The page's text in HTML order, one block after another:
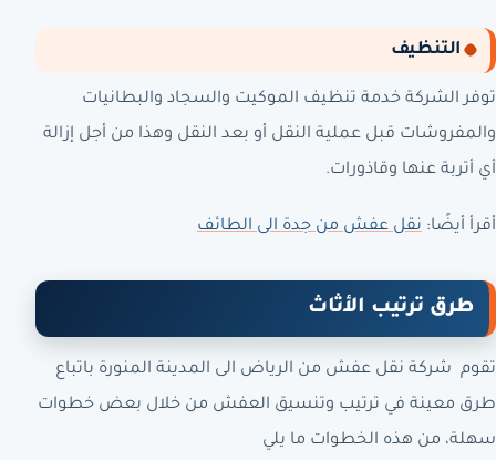
التنظيف
توفر الشركة خدمة تنظيف الموكيت والسجاد والبطانيات
والمفروشات قبل عملية النقل أو بعد النقل وهذا من أجل إزالة
أي أتربة عنها وقاذورات.
أقرأ أيضًا: نقل عفش من جدة الى الطائف
طرق ترتيب الأثاث
تقوم شركة نقل عفش من الرياض الى المدينة المنورة باتباع
طرق معينة في ترتيب وتنسيق العفش من خلال بعض خطوات
سهلة، من هذه الخطوات ما يلي